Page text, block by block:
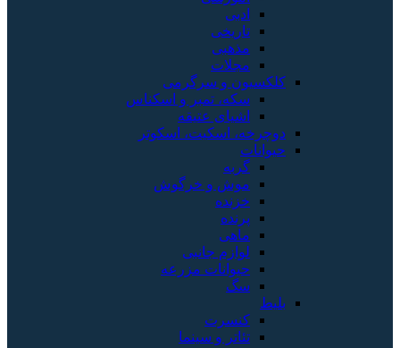
ادبی
تاریخی
مذهبی
مجلات
کلکسیون و سرگرمی
سکه، تمبر و اسکناس
اشیای عتیقه
دوچرخه، اسکیت، اسکوتر
حیوانات
گربه
موش و خرگوش
خزنده
پرنده
ماهی
لوازم جانبی
حیوانات مزرعه
سگ
بلیط
کنسرت
تئاتر و سینما